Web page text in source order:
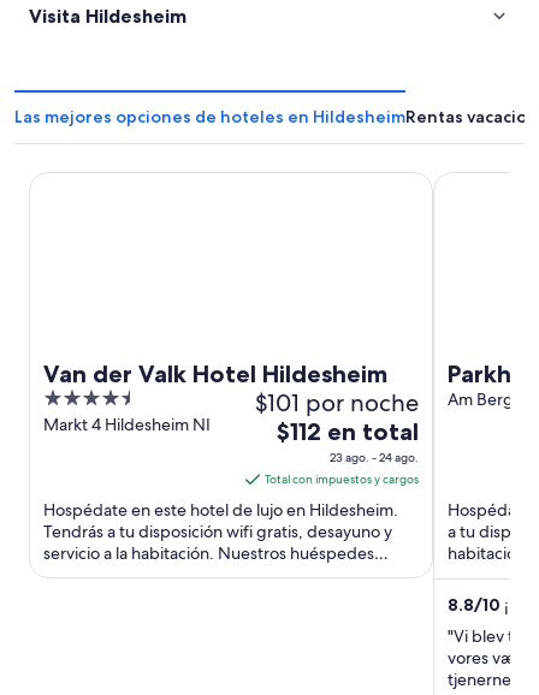
Visita Hildesheim
Las mejores opciones de hoteles en HildesheimRentas
Van der Valk Hotel Hildesheim
4.5
out
Markt 4 Hildesheim NI
$101 por noche
El
precio
es
de
$112
en
total
$112 en total
23 ago. - 24 ago.
Total con impuestos y cargos
Hospédate en este hotel de lujo en Hildesheim.
Tendrás a tu disposición wifi gratis, desayuno y
servicio a la habitación. Nuestros huéspedes
destacan la atención ...
Van der Valk Hotel Hildesheim
Am
Hospédate
a tu
habitación.
atención
8.8/10
"Vi blev
vores
tjenerne
Parkhotel